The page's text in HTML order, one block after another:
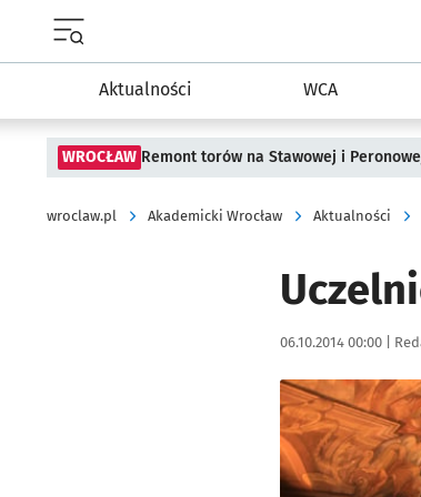
Menu główne portalu wroclaw.pl
Aktualności WCA
WROCŁAW Remont torów na Stawowej i
wroclaw.pl Akademicki Wrocław Aktualności
Data publikacji:
06.10.2014 00:00 |
Kliknij, aby